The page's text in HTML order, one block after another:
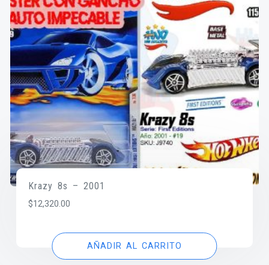
Krazy 8s – 2001
$12,320.00
AÑADIR AL CARRITO